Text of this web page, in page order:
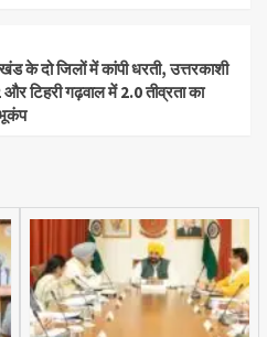
के दो जिलों में कांपी धरती, उत्तरकाशी
टिहरी गढ़वाल में 2.0 तीव्रता का